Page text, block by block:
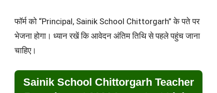
फॉर्म को “Principal, Sainik School Chittorgarh” के पते पर
भेजना होगा। ध्यान रखें कि आवेदन अंतिम तिथि से पहले पहुंच जाना
चाहिए।
Sainik School Chittorgarh Teacher